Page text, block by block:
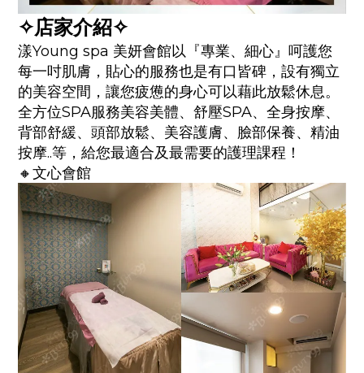
✧店家介紹✧
漾Young spa 美妍會館以『專業、細心』呵護您
每一吋肌膚，貼心的服務也是有口皆碑，設有獨立
的美容空間，讓您疲憊的身心可以藉此放鬆休息。
全方位SPA服務美容美體、舒壓SPA、全身按摩、
背部舒緩、頭部放鬆、美容護膚、臉部保養、精油
按摩..等，給您最適合及最需要的護理課程！
🔸文心會館